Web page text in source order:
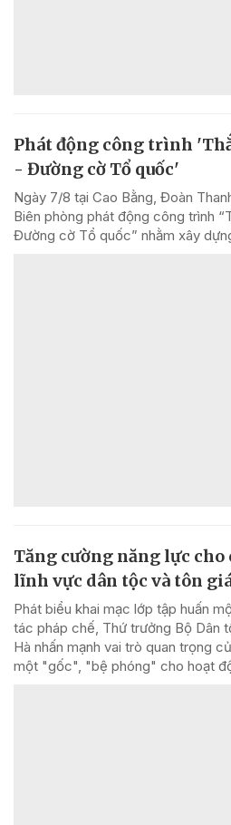
Phát động công trình
- Đường cờ Tổ quốc'
Ngày 7/8 tại Cao Bằng, Đoàn
Biên phòng phát động công trình
Đường cờ Tổ quốc” nhằm xây
Tăng cường năng lực cho
lĩnh vực dân tộc và tôn
Phát biểu khai mạc lớp tập huấn
tác pháp chế, Thứ trưởng Bộ Dân
Hà nhấn mạnh vai trò quan trọng
một "gốc", "bệ phóng" cho hoạt